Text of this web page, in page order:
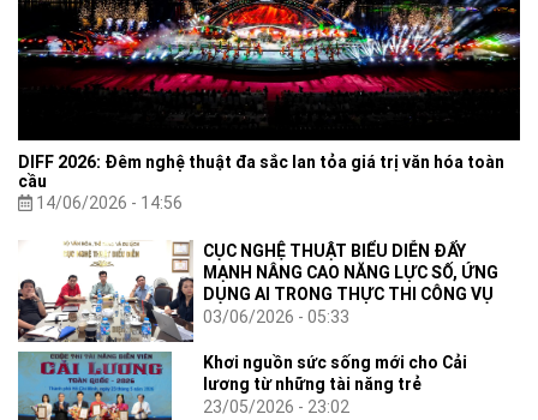
DIFF 2026: Đêm nghệ thuật đa sắc lan tỏa giá trị văn hóa toàn
cầu
14/06/2026 - 14:56
CỤC NGHỆ THUẬT BIỂU DIỄN ĐẨY
MẠNH NÂNG CAO NĂNG LỰC SỐ, ỨNG
DỤNG AI TRONG THỰC THI CÔNG VỤ
03/06/2026 - 05:33
Khơi nguồn sức sống mới cho Cải
lương từ những tài năng trẻ
23/05/2026 - 23:02